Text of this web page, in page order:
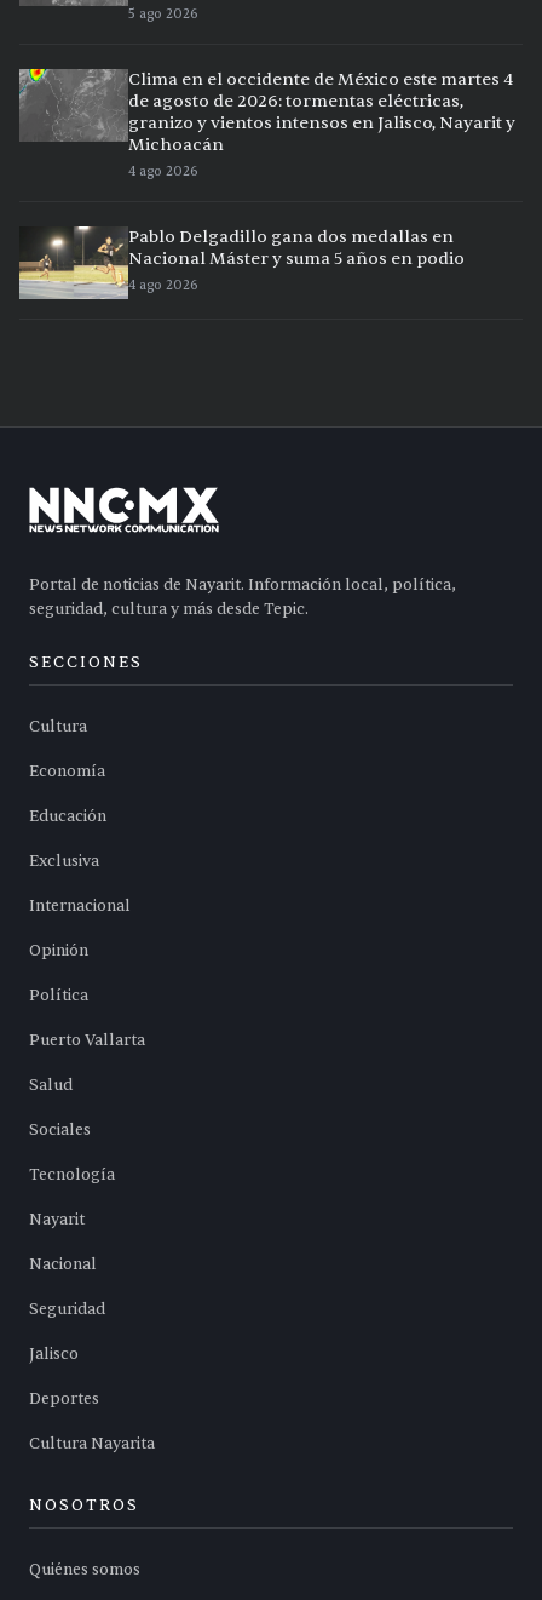
5 ago 2026
Clima en el occidente de México este martes 4
de agosto de 2026: tormentas eléctricas,
granizo y vientos intensos en Jalisco, Nayarit y
Michoacán
4 ago 2026
Pablo Delgadillo gana dos medallas en
Nacional Máster y suma 5 años en podio
4 ago 2026
Portal de noticias de Nayarit. Información local, política,
seguridad, cultura y más desde Tepic.
SECCIONES
Cultura
Economía
Educación
Exclusiva
Internacional
Opinión
Política
Puerto Vallarta
Salud
Sociales
Tecnología
Nayarit
Nacional
Seguridad
Jalisco
Deportes
Cultura Nayarita
NOSOTROS
Quiénes somos